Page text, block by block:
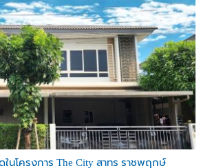
นโครงการ The City สาทร ราชพฤกษ์